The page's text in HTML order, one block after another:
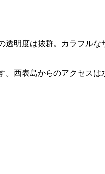
明度は抜群。カラフル
西表島からのアクセス